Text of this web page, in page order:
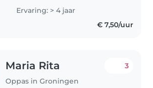
heel leuk om boekjes voor te
lezen, om te knutselen en te
Ervaring: > 4 jaar
€ 7,50/uur
Maria Rita
Oppas in Groningen
3